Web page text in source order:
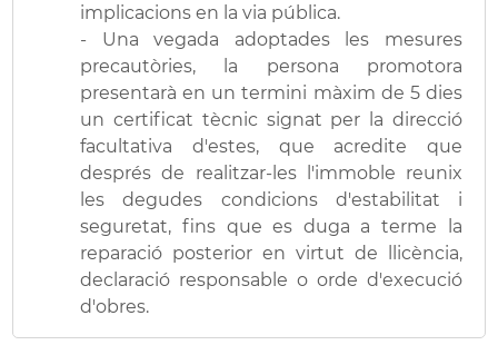
implicacions en la via pública.
- Una vegada adoptades les mesures
precautòries, la persona promotora
presentarà en un termini màxim de 5 dies
un certificat tècnic signat per la direcció
facultativa d'estes, que acredite que
després de realitzar-les l'immoble reunix
les degudes condicions d'estabilitat i
seguretat, fins que es duga a terme la
reparació posterior en virtut de llicència,
declaració responsable o orde d'execució
d'obres.